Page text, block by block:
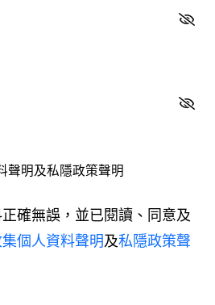
聲明及私隱政策聲明
確無誤，並已閱讀、同意及
個人資料聲明及私隱政策聲